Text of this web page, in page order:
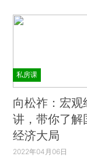
私房课
向松祚：宏观
讲，带你了解
经济大局
2022年04月06日